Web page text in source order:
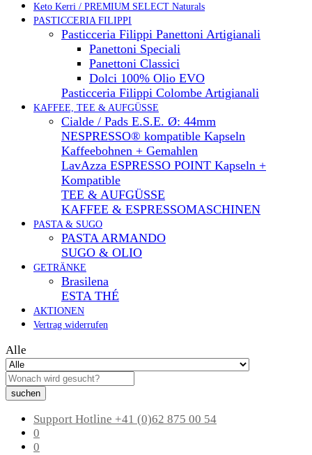
Keto Kerri / PREMIUM SELECT Naturals
PASTICCERIA FILIPPI
Pasticceria Filippi Panettoni Artigianali
Panettoni Speciali
Panettoni Classici
Dolci 100% Olio EVO
Pasticceria Filippi Colombe Artigianali
KAFFEE, TEE & AUFGÜSSE
Cialde / Pads E.S.E. Ø: 44mm
NESPRESSO® kompatible Kapseln
Kaffeebohnen + Gemahlen
LavAzza ESPRESSO POINT Kapseln +
Kompatible
TEE & AUFGÜSSE
KAFFEE & ESPRESSOMASCHINEN
PASTA & SUGO
PASTA ARMANDO
SUGO & OLIO
GETRÄNKE
Brasilena
ESTA THÉ
AKTIONEN
Vertrag widerrufen
Alle
suchen
Support Hotline +41 (0)62 875 00 54
0
0